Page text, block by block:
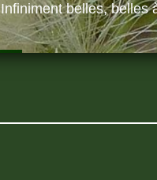
Infiniment belles, belles